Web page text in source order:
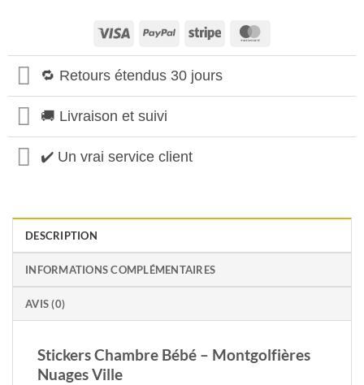
Visa PayPal Stripe
🔁 Retours étendus 30 jours
🚚 Livraison et suivi
✔️ Un vrai service client
DESCRIPTION
INFORMATIONS COMPLÉMENTAIRES
AVIS (0)
Stickers Chambre Bébé – Montgolfières
Nuages Ville